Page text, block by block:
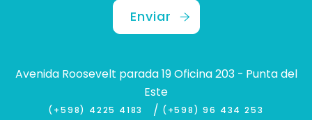
Enviar
Avenida Roosevelt parada 19 Oficina 203 - Punta del
Este
(+598) 4225 4183 / (+598) 96 434 253